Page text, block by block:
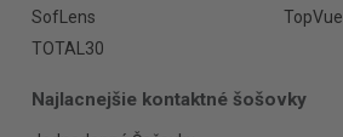
SofLens
TopVue
TOTAL30
Najlacnejšie kontaktné šošovky